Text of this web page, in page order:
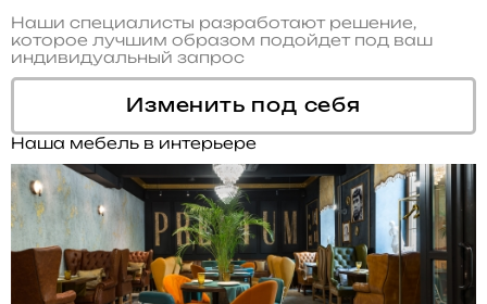
Наши специалисты разработают решение,
которое лучшим образом подойдет под ваш
индивидуальный запрос
Изменить под себя
Наша мебель в интерьере